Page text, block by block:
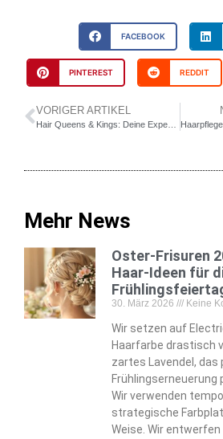
FACEBOOK
PINTEREST REDDIT
VORIGER ARTIKEL
Mehr News
Oster-Frisuren
Haar-Ideen für
30. März 2026 Keine
Wir setzen auf
Haarfarbe drastisch
zartes Lavendel,
Frühlingserneuerung
eiförmige Dutts, die
Pastellabschnitte
Geltung bringen. Wir
Wir verwenden
strategische
Weise. Wir